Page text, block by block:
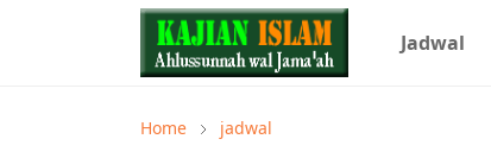
Jadwal
Home jadwal